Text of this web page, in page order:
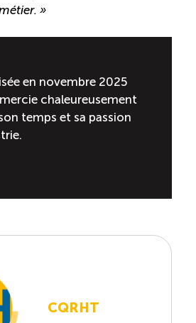
»
en novembre 2025
chaleureusement
temps et sa passion
CQRHT